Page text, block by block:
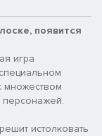
появится
игра
множеством
персонажей.
истолковать